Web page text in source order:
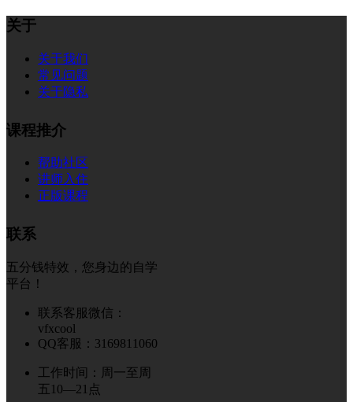
关于
关于我们
常见问题
关于隐私
课程推介
帮助社区
讲师入住
正版课程
联系
五分钱特效，您身边的自学
平台！
联系客服微信：
vfxcool
QQ客服：3169811060
工作时间：周一至周
五10—21点